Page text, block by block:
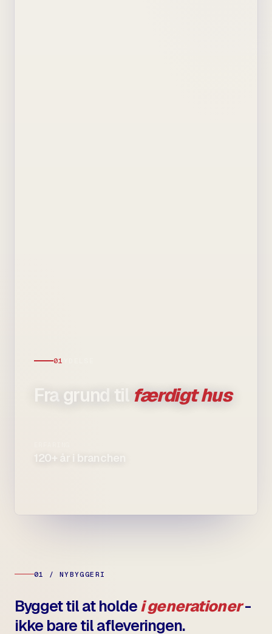
01
Fra grund til færdigt hus
120+ år i branchen
01 / NYBYGGERI
Bygget til at holdei generationer-
ikke bare til afleveringen.